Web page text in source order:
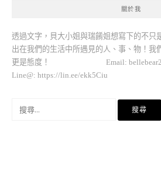
關於我
透過文字，貝大小姐與瑞餚姐想寫下的不只
出在我們的生活中所遇見的人、事、物！我
更是態度！ Email:
Line@: https://lin.ee/ekk5Ciu